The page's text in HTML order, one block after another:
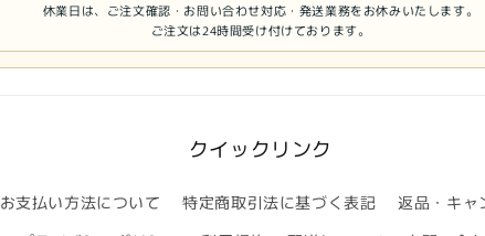
休業日は、ご注文確認・お問い合わせ対応・発送業務をお休みいたします。
ご注文は24時間受け付けております。
クイックリンク
お支払い方法について 特定商取引法に基づく表記
返品・キャ